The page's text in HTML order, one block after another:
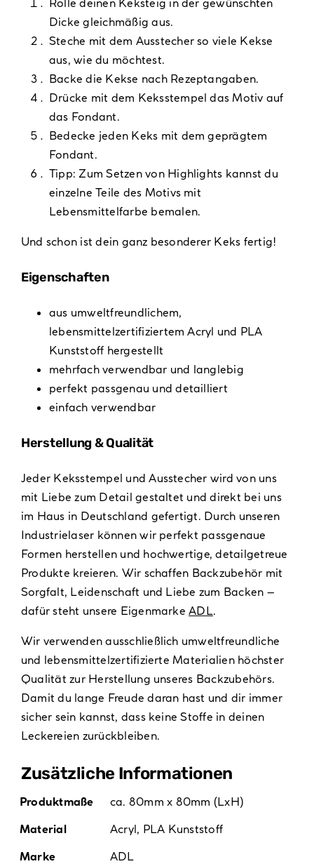
Dicke gleichmäßig aus.
Steche mit dem Ausstecher so viele Kekse
aus, wie du möchtest.
Backe die Kekse nach Rezeptangaben.
Drücke mit dem Keksstempel das Motiv auf
das Fondant.
Bedecke jeden Keks mit dem geprägtem
Fondant.
Tipp: Zum Setzen von Highlights kannst du
einzelne Teile des Motivs mit
Lebensmittelfarbe bemalen.
Und schon ist dein ganz besonderer Keks fertig!
Eigenschaften
aus umweltfreundlichem,
lebensmittelzertifiziertem Acryl und PLA
Kunststoff hergestellt
mehrfach verwendbar und langlebig
perfekt passgenau und detailliert
einfach verwendbar
Herstellung & Qualität
Jeder Keksstempel und Ausstecher wird von uns
mit Liebe zum Detail gestaltet und direkt bei uns
im Haus in Deutschland gefertigt. Durch unseren
Industrielaser können wir perfekt passgenaue
Formen herstellen und hochwertige, detailgetreue
Produkte kreieren. Wir schaffen Backzubehör mit
Sorgfalt, Leidenschaft und Liebe zum Backen –
dafür steht unsere EigenmarkeADL.
Wir verwenden ausschließlich umweltfreundliche
und lebensmittelzertifizierte Materialien höchster
Qualität zur Herstellung unseres Backzubehörs.
Damit du lange Freude daran hast und dir immer
sicher sein kannst, dass keine Stoffe in deinen
Leckereien zurückbleiben.
Zusätzliche Informationen
Produktmaße
ca. 80mm x 80mm (LxH)
Material
Acryl, PLA Kunststoff
Marke
ADL